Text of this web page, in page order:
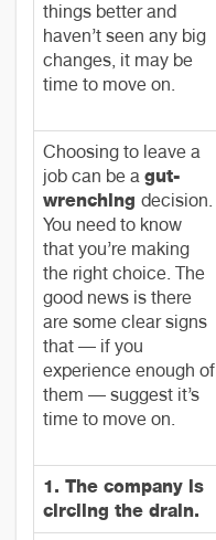
things better and
haven’t seen any big
changes, it may be
time to move on.
Choosing to leave a
job can be a gut-
wrenching decision.
You need to know
that you’re making
the right choice. The
good news is there
are some clear signs
that — if you
experience enough of
them — suggest it’s
time to move on.
1. The company is
circling the drain.